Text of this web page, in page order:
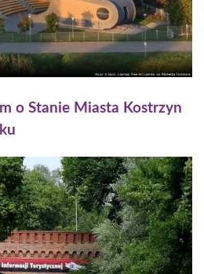
o Stanie Miasta Kostrzyn